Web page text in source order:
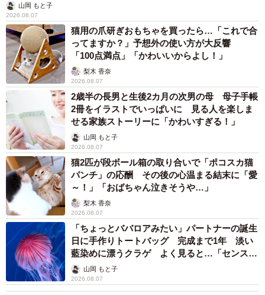
山岡 もと子
2026.08.07
猫用の爪研ぎおもちゃを買ったら…「これで合
ってますか？」予想外の使い方が大反響
「100点満点」「かわいいからよし！」
梨木 香奈
2026.08.07
2歳半の長男と生後2カ月の次男の母 母子手帳
2冊をイラストでいっぱいに 見る人を楽しま
せる家族ストーリーに「かわいすぎる！」
山岡 もと子
2026.08.07
猫2匹が段ボール箱の取り合いで「ポコスカ猫
パンチ」の応酬 その後の心温まる結末に「愛
～！」「おばちゃん泣きそうや…」
梨木 香奈
2026.08.07
「ちょっとババロアみたい」パートナーの誕生
日に手作りトートバッグ 完成まで1年 淡い
藍染めに漂うクラゲ よく見ると…「センスす
ごい」山岡 もと子
2026.08.07